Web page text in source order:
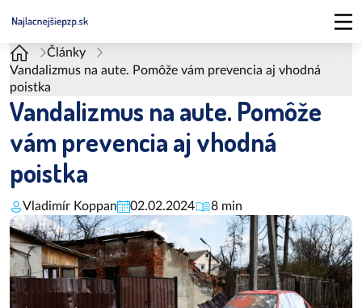
Články
Vandalizmus na aute. Pomôže vám prevencia aj vhodná
poistka
Vandalizmus na aute. Pomôže
vám prevencia aj vhodná
poistka
Vladimír Koppan 02.02.2024 8 min